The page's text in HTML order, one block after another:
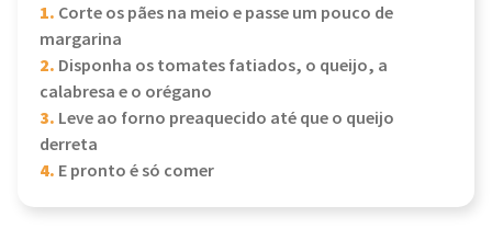
1. Corte os pães na meio e passe um pouco de
margarina
2. Disponha os tomates fatiados, o queijo, a
calabresa e o orégano
3. Leve ao forno preaquecido até que o queijo
derreta
4. E pronto é só comer